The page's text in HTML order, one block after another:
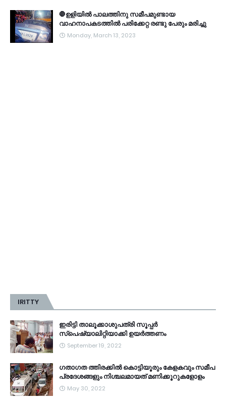
🛑ഉളിയിൽ പാലത്തിനു സമീപമുണ്ടായ
വാഹനാപകടത്തിൽ പരിക്കേറ്റ രണ്ടു പേരും മരിച്ചു
Monday, March 13, 2023
IRITTY
ഇരിട്ടി താലൂക്കാശുപത്രി സൂപ്പർ
സ്‌പെഷ്യാലിറ്റിയാക്കി ഉയർത്തണം
September 19, 2022
ഗതാഗത ത്തിരക്കിൽ കൊട്ടിയൂരും കേളകവും സമീപ
പ്രദേശങ്ങളും നിശ്ചലമായത് മണിക്കൂറുകളോളം
May 30, 2022